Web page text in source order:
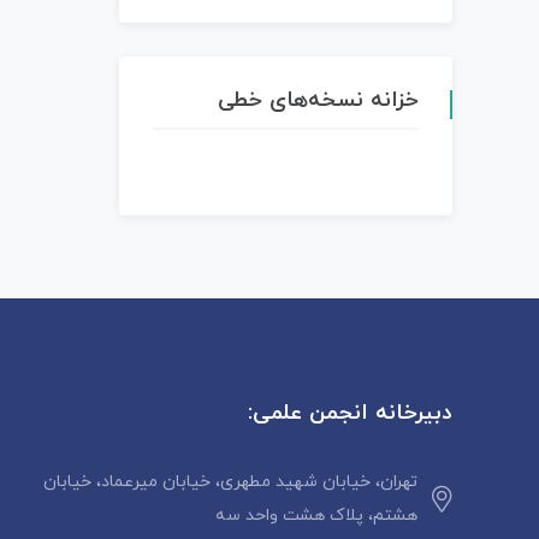
خزانه نسخه‌های خطی
دبیرخانه انجمن علمی:
تهران، خیابان شهید مطهری، خیابان میرعماد، خیابان
هشتم، پلاک هشت واحد سه